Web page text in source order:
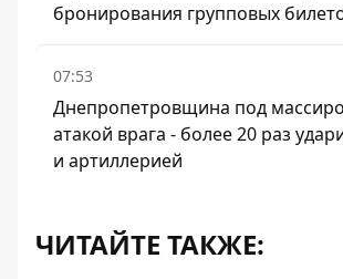
бронирования групповых
07:53
Днепропетровщина под
атакой врага - более 20 раз
и артиллерией
ЧИТАЙТЕ ТАКЖЕ: